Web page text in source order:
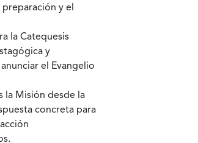
y el
la Catequesis
y
el Evangelio
la Misión desde la
concreta para